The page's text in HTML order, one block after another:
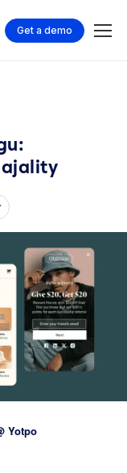
Get a demo
Yotpo